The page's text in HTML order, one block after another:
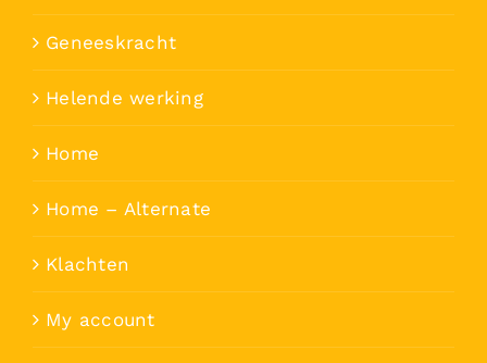
Geneeskracht
Helende werking
Home
Home – Alternate
Klachten
My account